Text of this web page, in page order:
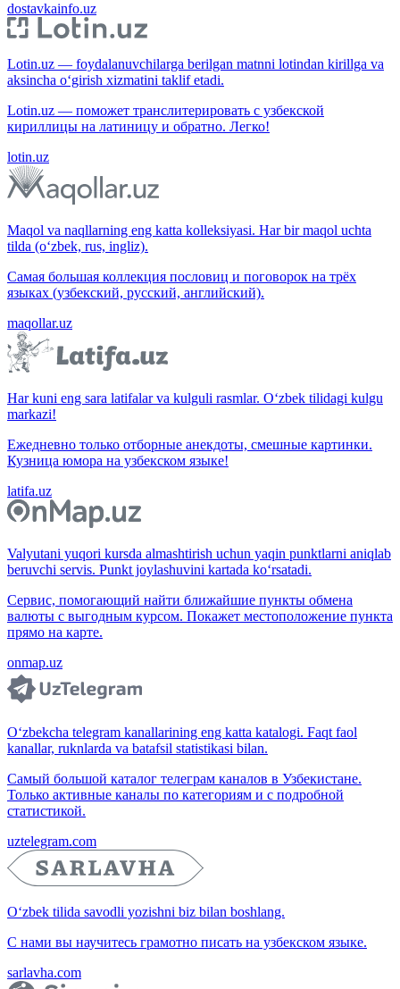
dostavkainfo.uz
Lotin.uz — foydalanuvchilarga berilgan matnni lotindan kirillga va
aksincha o‘girish xizmatini taklif etadi.
Lotin.uz — поможет транслитерировать с узбекской
кириллицы на латиницу и обратно. Легко!
lotin.uz
Maqol va naqllarning eng katta kolleksiyasi. Har bir maqol uchta
tilda (o‘zbek, rus, ingliz).
Самая большая коллекция пословиц и поговорок на трёх
языках (узбекский, русский, английский).
maqollar.uz
Har kuni eng sara latifalar va kulguli rasmlar. O‘zbek tilidagi kulgu
markazi!
Ежедневно только отборные анекдоты, смешные картинки.
Кузница юмора на узбекском языке!
latifa.uz
Valyutani yuqori kursda almashtirish uchun yaqin punktlarni aniqlab
beruvchi servis. Punkt joylashuvini kartada ko‘rsatadi.
Сервис, помогающий найти ближайшие пункты обмена
валюты с выгодным курсом. Покажет местоположение пункта
прямо на карте.
onmap.uz
O‘zbekcha telegram kanallarining eng katta katalogi. Faqt faol
kanallar, ruknlarda va batafsil statistikasi bilan.
Самый большой каталог телеграм каналов в Узбекистане.
Только активные каналы по категориям и с подробной
статистикой.
uztelegram.com
O‘zbek tilida savodli yozishni biz bilan boshlang.
С нами вы научитесь грамотно писать на узбекском языке.
sarlavha.com